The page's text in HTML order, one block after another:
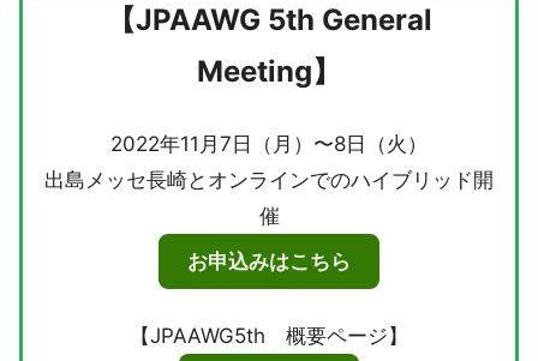
【JPAAWG 5th General
Meeting】
2022年11月7日（月）〜8日（火）
出島メッセ長崎とオンラインでのハイブリッド開
催
お申込みはこちら
【JPAAWG5th 概要ページ】